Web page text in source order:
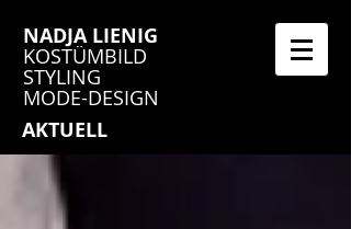
NADJA LIENIG
KOSTÜMBILD
STYLING
MODE-DESIGN
AKTUELL